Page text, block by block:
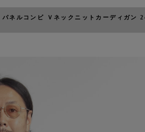
ルコンビ Ｖネックニットカーディガン